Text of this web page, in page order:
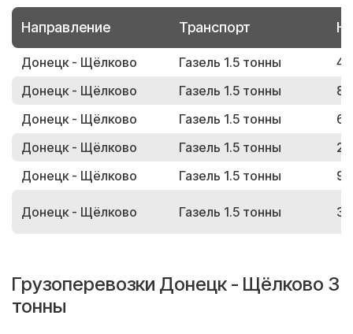
Направление Транспорт
Донецк - Щёлково Газель 1.5 тонны
Донецк - Щёлково
Газель 1.5 тонны
Донецк - Щёлково
Газель 1.5 тонны
Донецк - Щёлково
Газель 1.5 тонны
Донецк - Щёлково
Газель 1.5 тонны
Донецк - Щёлково Газель 1.5 тонны
Грузоперевозки Донецк - Щёлково 3
тонны